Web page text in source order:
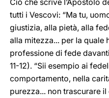
Ciò che scrive l’Apostolo
tutti i Vescovi: “Ma tu,
giustizia, alla pietà, alla
alla mitezza... per la quale
professione di fede
11-12). “Sii esempio ai
comportamento, nella
purezza... non trascurare